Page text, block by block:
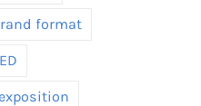
format